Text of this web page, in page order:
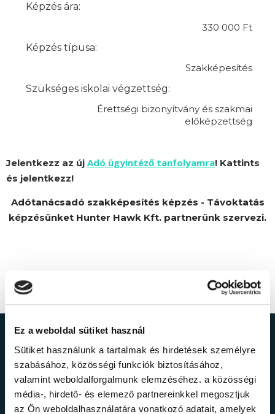
Ez a weboldal sütiket használ
Sütiket használunk a tartalmak és hirdetések személyre
szabásához, közösségi funkciók biztosításához,
valamint weboldalforgalmunk elemzéséhez. a közösségi
média-, hirdető- és elemező partnereinkkel megosztjuk
az Ön weboldalhasználatára vonatkozó adatait, amelyek
Képzés ára:
330 000 Ft
Képzés típusa:
Szakképesítés
Szükséges iskolai végzettség:
Érettségi bizonyítvány és szakmai
előképzettség
Jelentkezz az új Adó ügyintéző tanfolyamra! Kattints
és jelentkezz!
Adótanácsadó szakképesítés képzés - Távoktatás
képzésünket Hunter Hawk Kft. partnerünk szervezi.
Ne maradj le a
legfrissebb